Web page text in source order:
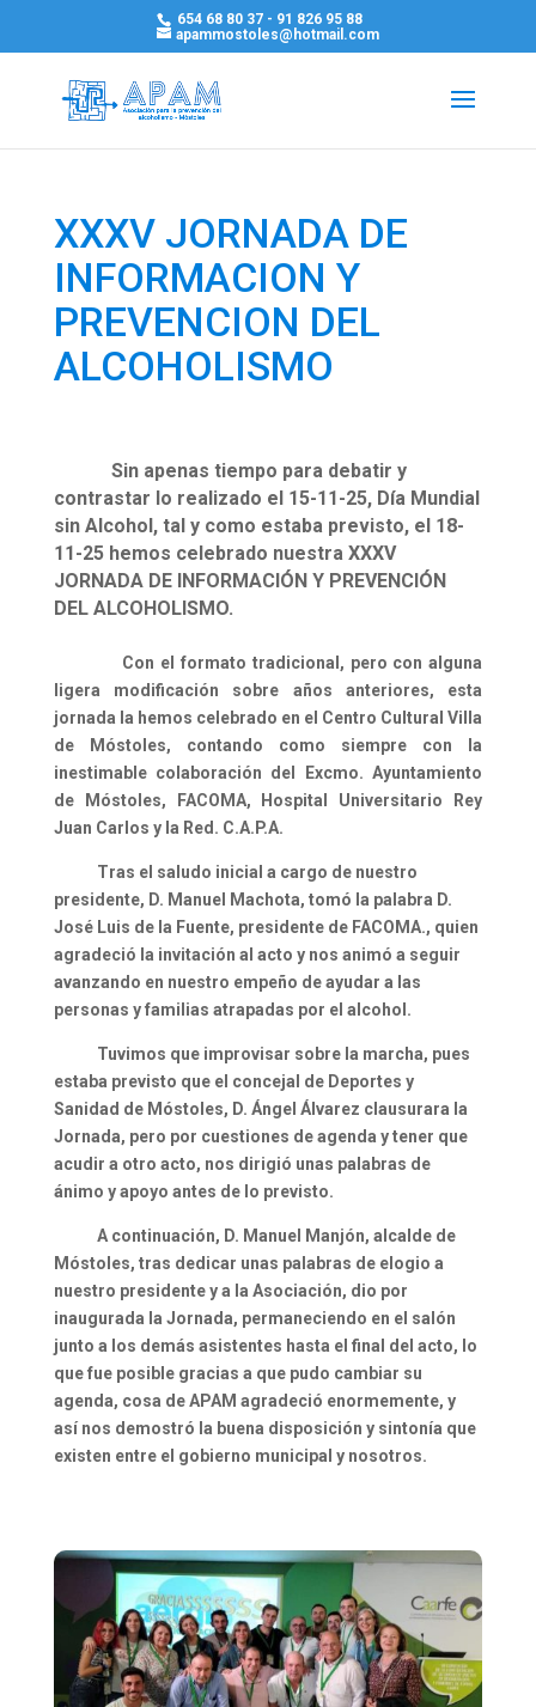
654 68 80 37 - 91 826 95 88
apammostoles@hotmail.com
XXXV JORNADA DE
INFORMACION Y
PREVENCION DEL
ALCOHOLISMO
Sin apenas tiempo para debatir y
contrastar lo realizado el 15-11-25, Día Mundial
sin Alcohol, tal y como estaba previsto, el 18-
11-25 hemos celebrado nuestra XXXV
JORNADA DE INFORMACIÓN Y PREVENCIÓN
DEL ALCOHOLISMO.
Con el formato tradicional, pero con alguna
ligera modificación sobre años anteriores, esta
jornada la hemos celebrado en el Centro Cultural Villa
de Móstoles, contando como siempre con la
inestimable colaboración del Excmo. Ayuntamiento
de Móstoles, FACOMA, Hospital Universitario Rey
Juan Carlos y la Red. C.A.P.A.
Tras el saludo inicial a cargo de nuestro
presidente, D. Manuel Machota, tomó la palabra D.
José Luis de la Fuente, presidente de FACOMA., quien
agradeció la invitación al acto y nos animó a seguir
avanzando en nuestro empeño de ayudar a las
personas y familias atrapadas por el alcohol.
Tuvimos que improvisar sobre la marcha, pues
estaba previsto que el concejal de Deportes y
Sanidad de Móstoles, D. Ángel Álvarez clausurara la
Jornada, pero por cuestiones de agenda y tener que
acudir a otro acto, nos dirigió unas palabras de
ánimo y apoyo antes de lo previsto.
A continuación, D. Manuel Manjón, alcalde de
Móstoles, tras dedicar unas palabras de elogio a
nuestro presidente y a la Asociación, dio por
inaugurada la Jornada, permaneciendo en el salón
junto a los demás asistentes hasta el final del acto, lo
que fue posible gracias a que pudo cambiar su
agenda, cosa de APAM agradeció enormemente, y
así nos demostró la buena disposición y sintonía que
existen entre el gobierno municipal y nosotros.